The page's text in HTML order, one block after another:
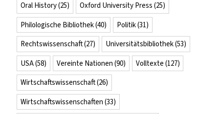
Oral History(25) Oxford University Press (25)
Philologische Bibliothek(40) Politik(31)
Rechtswissenschaft(27) Universitätsbibliothek(53)
USA(58) Vereinte Nationen (90) Volltexte (127)
Wirtschaftswissenschaft(26)
Wirtschaftswissenschaften (33)